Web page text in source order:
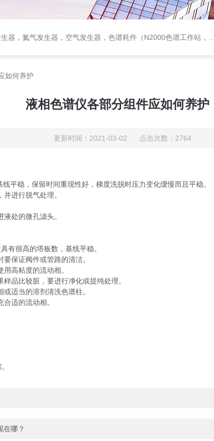
谱柱、阀件、进样器、色谱担体），顶空进样器，热解析仪，紫外分光光度计，原子吸收分光光度计，傅立叶红外光谱仪，分析天平等常规实验室产品。
如何养护
液相色谱仪各部分组件应如何养护
更新时间：2021-03-02 点击次数：2764
平稳，保留时间重现性好，梯度洗脱时压力变化缓慢而且平稳。
进行脱气处理。
处的微孔滤头。
有很高的塔板数，基线平稳。
保证阀件或管路的清洁。
高粘度的流动相。
品比较脏，要进行净化或提纯处理。
适当的溶剂清洗色谱柱。
适的流动相。
在哪？